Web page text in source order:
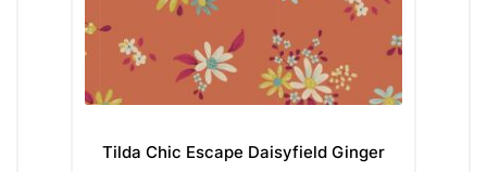
Tilda Chic Escape Daisyfield Ginger